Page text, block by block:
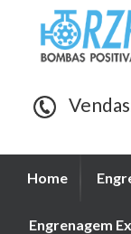
Home
Engrenagem